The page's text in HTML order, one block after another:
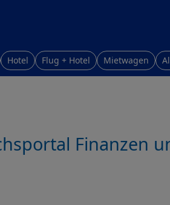
Hotel Flug + Hotel Mietwagen
Finanzen